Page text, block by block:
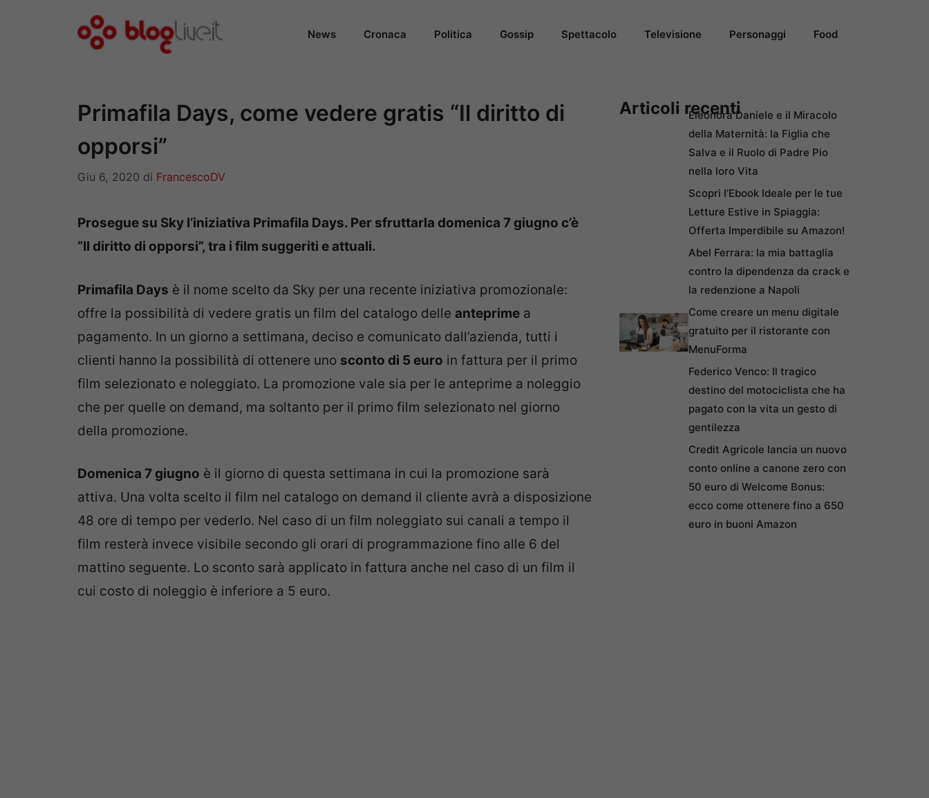
News Cronaca Politica Gossip Spettacolo Televisione Personaggi Food
Primafila Days, come vedere gratis “Il diritto di
opporsi”
Giu 6, 2020 di FrancescoDV
Prosegue su Sky l’iniziativa Primafila Days. Per sfruttarla domenica 7 giugno c’è
“Il diritto di opporsi”, tra i film suggeriti e attuali.
Primafila Days è il nome scelto da Sky per una recente iniziativa promozionale:
offre la possibilità di vedere gratis un film del catalogo delle anteprime a
pagamento. In un giorno a settimana, deciso e comunicato dall’azienda, tutti i
clienti hanno la possibilità di ottenere uno sconto di 5 euro in fattura per il primo
film selezionato e noleggiato. La promozione vale sia per le anteprime a noleggio
che per quelle on demand, ma soltanto per il primo film selezionato nel giorno
della promozione.
Domenica 7 giugno è il giorno di questa settimana in cui la promozione sarà
attiva. Una volta scelto il film nel catalogo on demand il cliente avrà a disposizione
48 ore di tempo per vederlo. Nel caso di un film noleggiato sui canali a tempo il
film resterà invece visibile secondo gli orari di programmazione fino alle 6 del
mattino seguente. Lo sconto sarà applicato in fattura anche nel caso di un film il
cui costo di noleggio è inferiore a 5 euro.
Articoli recentiEleonora Daniele e il Miracolo
della Maternità: la Figlia che
Salva e il Ruolo di Padre Pio
nella loro Vita
Scopri l’Ebook Ideale per le tue
Letture Estive in Spiaggia:
Offerta Imperdibile su Amazon!
Abel Ferrara: la mia battaglia
contro la dipendenza da crack e
la redenzione a Napoli
Come creare un menu digitale
gratuito per il ristorante con
MenuForma
Federico Venco: Il tragico
destino del motociclista che ha
pagato con la vita un gesto di
gentilezza
Credit Agricole lancia un nuovo
conto online a canone zero con
50 euro di Welcome Bonus:
ecco come ottenere fino a 650
euro in buoni Amazon